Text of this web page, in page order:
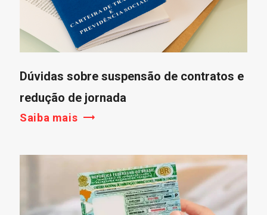
Dúvidas sobre suspensão de contratos e
redução de jornada
Saiba mais